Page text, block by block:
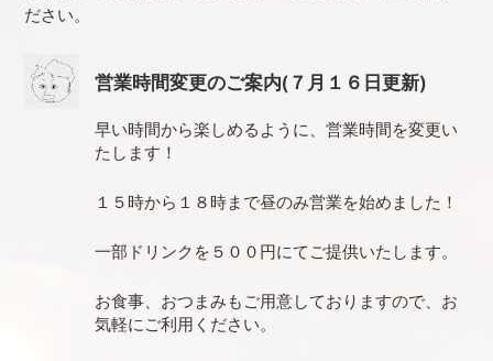
ださい。
営業時間変更のご案内(７月１６日更新)
早い時間から楽しめるように、営業時間を変更い
たします！
１５時から１８時まで昼のみ営業を始めました！
一部ドリンクを５００円にてご提供いたします。
お食事、おつまみもご用意しておりますので、お
気軽にご利用ください。